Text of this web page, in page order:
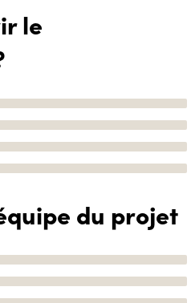
le
du projet